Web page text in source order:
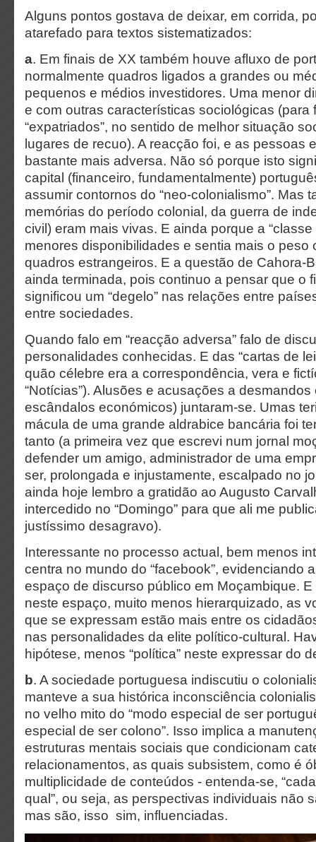
Alguns pontos gostava de deixar, em corrida,
atarefado para textos sistematizados:
a. Em finais de XX também houve afluxo de
normalmente quadros ligados a grandes ou
pequenos e médios investidores. Uma menor
e com outras características sociológicas (para
“expatriados”, no sentido de melhor situação
lugares de recuo). A reacção foi, e as pessoas
bastante mais adversa. Não só porque isto
capital (financeiro, fundamentalmente)
assumir contornos do “neo-colonialismo”. Mas
memórias do período colonial, da guerra de
civil) eram mais vivas. E ainda porque a
menores disponibilidades e sentia mais o peso
quadros estrangeiros. E a questão de Cahora-
ainda terminada, pois continuo a pensar que o
significou um “degelo” nas relações entre
entre sociedades.
Quando falo em “reacção adversa” falo de
personalidades conhecidas. E das “cartas de
quão célebre era a correspondência, vera e
“Notícias”). Alusões e acusações a
escândalos económicos) juntaram-se. Umas
mácula de uma grande aldrabice bancária foi
tanto (a primeira vez que escrevi num jornal
defender um amigo, administrador de uma
ser, prolongada e injustamente, escalpado no
ainda hoje lembro a gratidão ao Augusto
intercedido no “Domingo” para que ali me
justíssimo desagravo).
Interessante no processo actual, bem menos
centra no mundo do “facebook”, evidenciando
espaço de discurso público em Moçambique.
neste espaço, muito menos hierarquizado, as
que se expressam estão mais entre os
nas personalidades da elite político-cultural.
hipótese, menos “política” neste expressar do
b. A sociedade portuguesa indiscutiu o
manteve a sua histórica inconsciência
no velho mito do “modo especial de ser
especial de ser colono”. Isso implica a
estruturas mentais sociais que condicionam
relacionamentos, as quais subsistem, como é
multiplicidade de conteúdos - entenda-se,
qual”, ou seja, as perspectivas individuais não
mas são, isso sim, influenciadas.